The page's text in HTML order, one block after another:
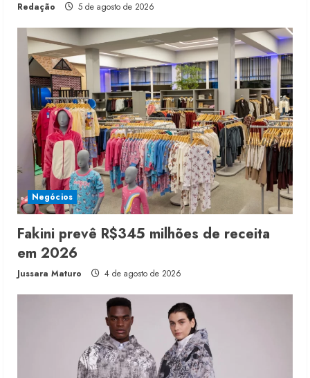
Redação 5 de agosto de 2026
Negócios
Fakini prevê R$345 milhões de receita
em 2026
Jussara Maturo 4 de agosto de 2026